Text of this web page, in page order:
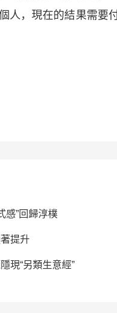
人，現在的結果需要
感”回歸淳樸
提升
現“另類生意經”